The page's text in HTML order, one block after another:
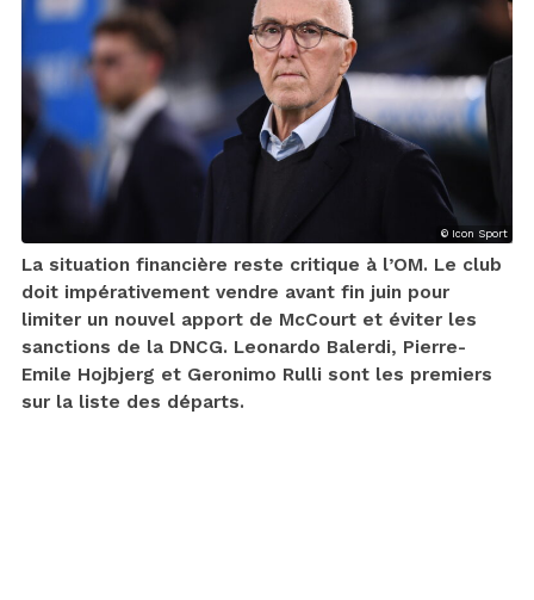
© Icon Sport
La situation financière reste critique à l’OM. Le club
doit impérativement vendre avant fin juin pour
limiter un nouvel apport de McCourt et éviter les
sanctions de la DNCG. Leonardo Balerdi, Pierre-
Emile Hojbjerg et Geronimo Rulli sont les premiers
sur la liste des départs.